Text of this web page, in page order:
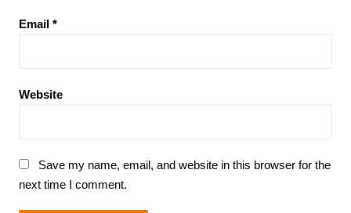
Email *
Website
Save my name, email, and website in this browser for the
next time I comment.